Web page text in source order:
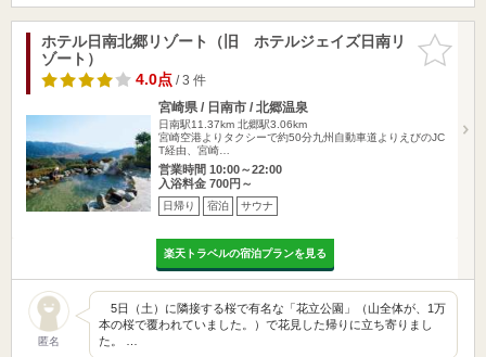
お気に入
りに追加
ホテル日南北郷リゾート（旧 ホテルジェイズ日南リ
ゾート）
4.0点/ 3 件
宮崎県 / 日南市 / 北郷温泉
日南駅11.37km 北郷駅3.06km
宮崎空港よりタクシーで約50分九州自動車道よりえびのJC
T経由、宮崎…
営業時間 10:00～22:00
入浴料金 700円～
日帰り 宿泊 サウナ
楽天トラベルの宿泊プランを見る
匿名
5日（土）に隣接する桜で有名な「花立公園」（山全体が、1万
本の桜で覆われていました。）で花見した帰りに立ち寄りまし
た。 …